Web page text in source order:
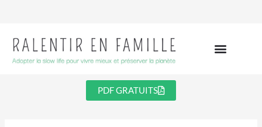
PDF GRATUITS